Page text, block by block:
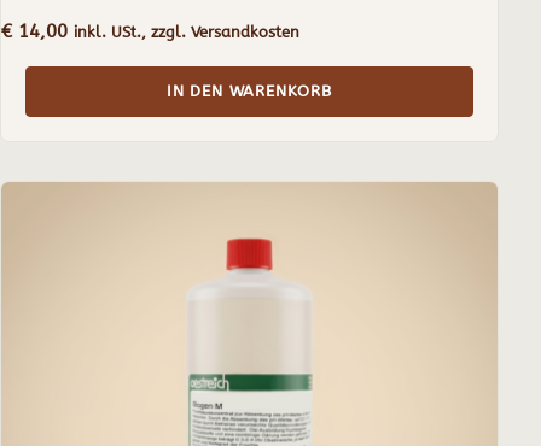
€14,00 inkl. USt., zzgl. Versandkosten
IN DEN WARENKORB